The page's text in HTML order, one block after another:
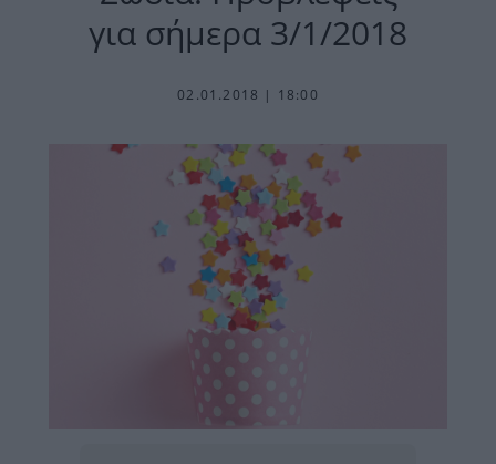
για σήμερα 3/1/2018
02.01.2018 | 18:00